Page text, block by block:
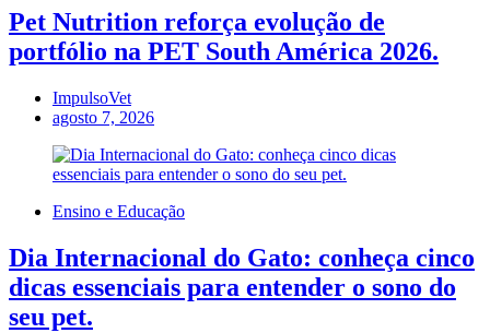
Pet Nutrition reforça evolução de
portfólio na PET South América 2026.
ImpulsoVet
agosto 7, 2026
Ensino e Educação
Dia Internacional do Gato: conheça cinco
dicas essenciais para entender o sono do
seu pet.